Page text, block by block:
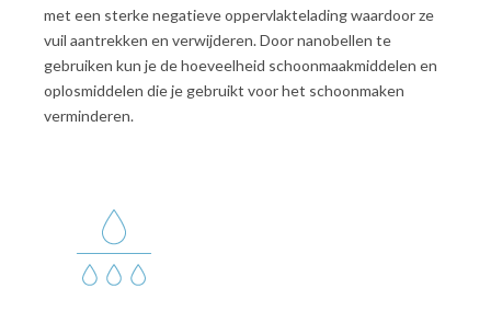
met een sterke negatieve oppervlaktelading waardoor ze
vuil aantrekken en verwijderen. Door nanobellen te
gebruiken kun je de hoeveelheid schoonmaakmiddelen en
oplosmiddelen die je gebruikt voor het schoonmaken
verminderen.